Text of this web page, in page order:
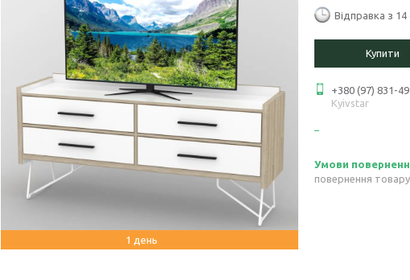
1 день
Відправка з 14
Купити
+380 (97) 831-
Kyivstar
повернення